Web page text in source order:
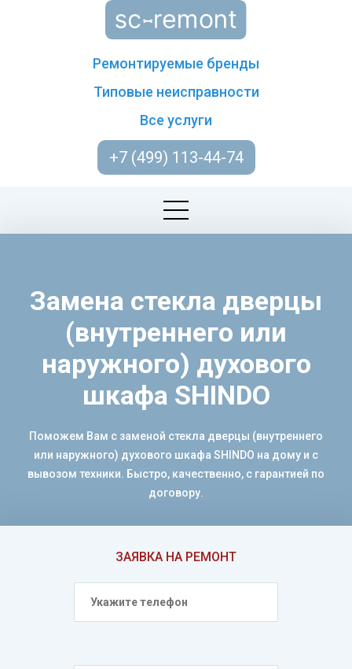
Ремонтируемые бренды
Типовые неисправности
Все услуги
+7 (499) 113-44-74
ЗАЯВКА НА РЕМОНТ
Замена стекла дверцы
(внутреннего или
наружного) духового
шкафа SHINDO
Поможем Вам с заменой стекла дверцы (внутреннего
или наружного) духового шкафа SHINDO на дому и с
вывозом техники. Быстро, качественно, с гарантией по
договору.